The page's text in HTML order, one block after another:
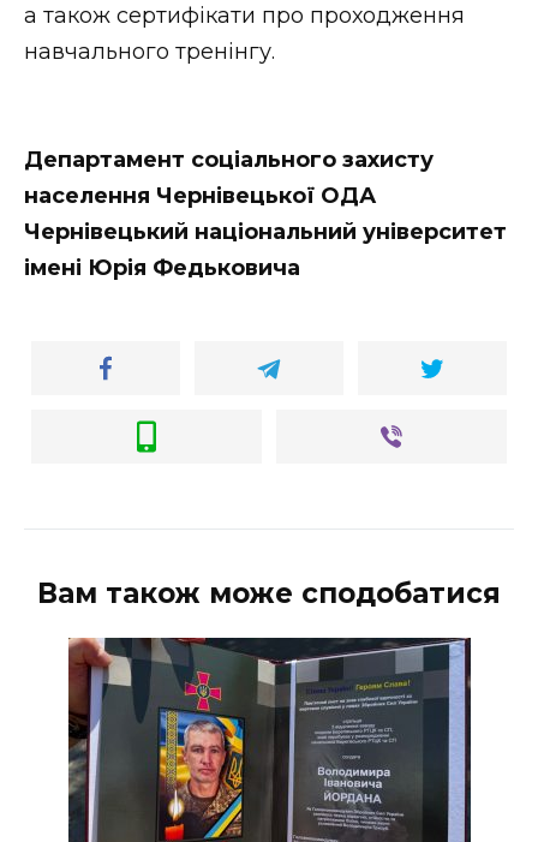
а також сертифікати про проходження
навчального тренінгу.
Департамент соціального захисту
населення Чернівецької ОДА
Чернівецький національний університет
імені Юрія Федьковича
Вам також може сподобатися